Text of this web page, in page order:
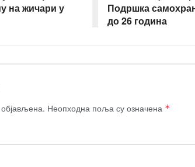
на жичари у
Подршка
до 26 година
Неопходна поља су означена *